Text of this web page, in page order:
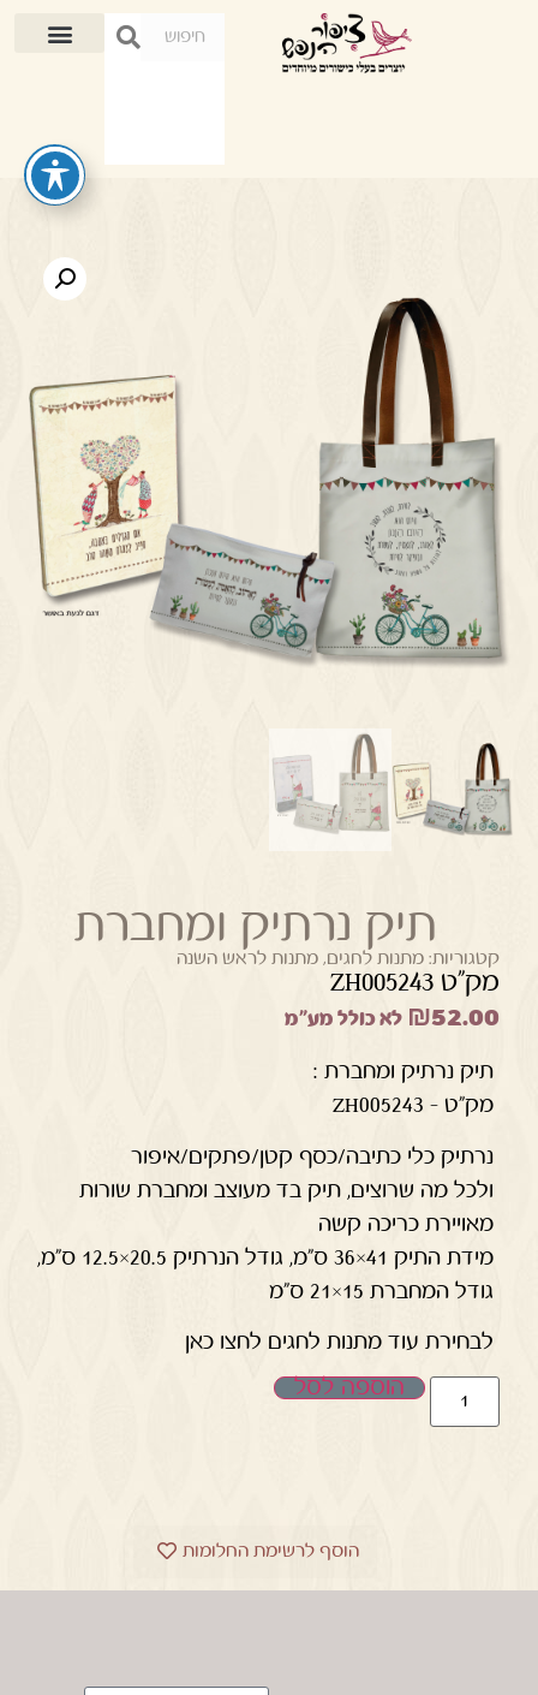
תיק נרתיק ומחברת
קטגוריות: מתנות לחגים,מתנות לראש השנה
מק"ט ZH005243
₪52.00 לא כולל מע"מ
תיק נרתיק ומחברת :
מק"ט – ZH005243
נרתיק כלי כתיבה/כסף קטן/פתקים/איפור
ולכל מה שרוצים, תיק בד מעוצב ומחברת שורות
מאויירת כריכה קשה
מידת התיק 41×36 ס"מ, גודל הנרתיק 20.5×12.5 ס"מ,
גודל המחברת 15×21 ס"מ
לבחירת עוד מתנות לחגים לחצו כאן
הוספה לסל
הוסף לרשימת החלומות